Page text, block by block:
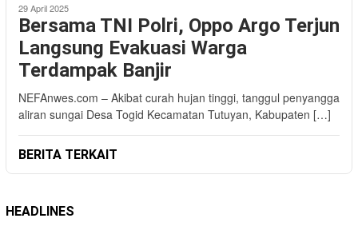
29 April 2025
Bersama TNI Polri, Oppo Argo Terjun
Langsung Evakuasi Warga
Terdampak Banjir
NEFAnwes.com – Akibat curah hujan tinggi, tanggul penyangga
aliran sungai Desa Togid Kecamatan Tutuyan, Kabupaten […]
BERITA TERKAIT
HEADLINES